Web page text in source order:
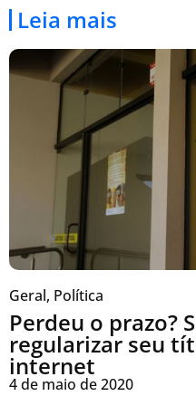
Leia mais
Geral, Política
Perdeu o prazo?
regularizar seu
internet
4 de maio de 2020